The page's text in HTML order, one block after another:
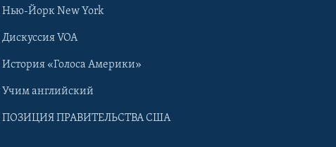
Нью-Йорк New York
Дискуссия VOA
История «Голоса Америки»
Учим английский
ПОЗИЦИЯ ПРАВИТЕЛЬСТВА США